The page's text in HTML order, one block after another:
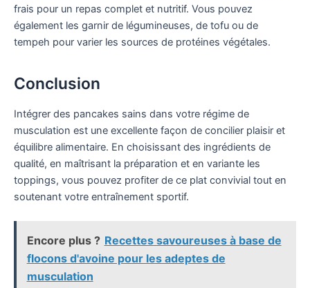
frais pour un repas complet et nutritif. Vous pouvez
également les garnir de légumineuses, de tofu ou de
tempeh pour varier les sources de protéines végétales.
Conclusion
Intégrer des pancakes sains dans votre régime de
musculation est une excellente façon de concilier plaisir et
équilibre alimentaire. En choisissant des ingrédients de
qualité, en maîtrisant la préparation et en variante les
toppings, vous pouvez profiter de ce plat convivial tout en
soutenant votre entraînement sportif.
Encore plus ? Recettes savoureuses à base de
flocons d'avoine pour les adeptes de
musculation